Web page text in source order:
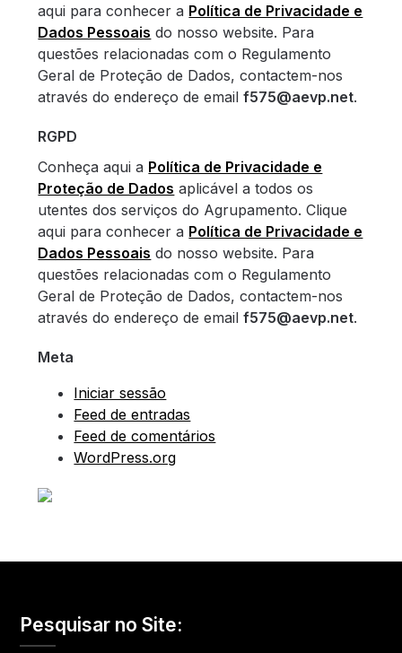
aqui para conhecer a Política de Privacidade e
Dados Pessoais do nosso website. Para
questões relacionadas com o Regulamento
Geral de Proteção de Dados, contactem-nos
através do endereço de emailf575@aevp.net.
RGPD
Conheça aqui a Política de Privacidade e
Proteção de Dados aplicável a todos os
utentes dos serviços do Agrupamento. Clique
aqui para conhecer a Política de Privacidade e
Dados Pessoais do nosso website. Para
questões relacionadas com o Regulamento
Geral de Proteção de Dados, contactem-nos
através do endereço de emailf575@aevp.net.
Meta
Iniciar sessão
Feed de entradas
Feed de comentários
WordPress.org
Pesquisar no Site: